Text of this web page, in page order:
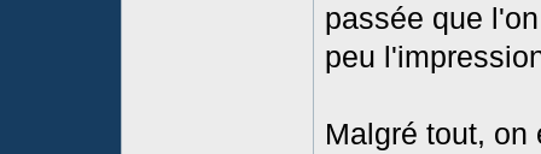
passée que
peu
Malgré tout,